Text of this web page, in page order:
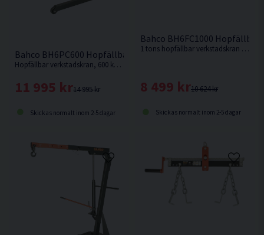
Bahco BH6PC600 Hopfällbar Verkstadskran <600kg
Hopfällbar verkstadskran, 600 kg, för att lyfta och stötta en mängd olika tunga fordonsdelar, t.ex. motorer, växellådor m.m.
14 995 kr
11 995 kr
Skickas normalt inom 2-5 dagar
Bahco BH6FC1000
1 tons hopfällbar verkstadskran för att lyfta och stötta en mängd olika tunga fordonsdelar, t.ex. motorer, växellådor m.m.
10 624 kr
8 499 kr
Skickas normalt inom 2-5 dagar